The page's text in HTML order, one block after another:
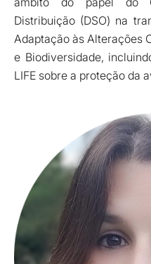
Distribuição (DSO) na
Adaptação às Alterações
e Biodiversidade,
LIFE sobre a proteção da